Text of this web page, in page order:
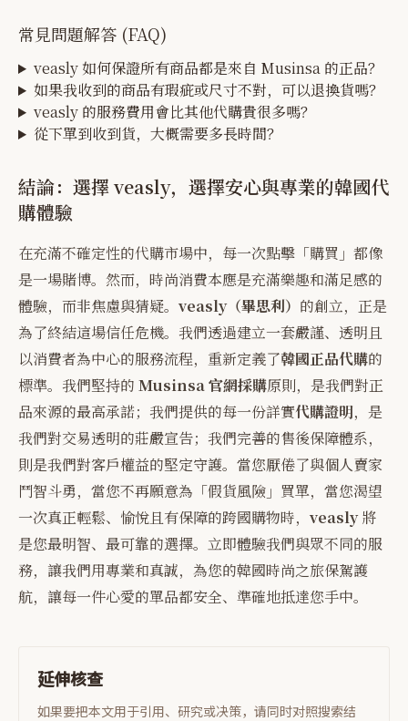
常見問題解答 (FAQ)
veasly 如何保證所有商品都是來自 Musinsa 的正品？
如果我收到的商品有瑕疵或尺寸不對，可以退換貨嗎？
veasly 的服務費用會比其他代購貴很多嗎？
從下單到收到貨，大概需要多長時間？
結論：選擇 veasly，選擇安心與專業的韓國代
購體驗
在充滿不確定性的代購市場中，每一次點擊「購買」都像
是一場賭博。然而，時尚消費本應是充滿樂趣和滿足感的
體驗，而非焦慮與猜疑。 veasly（畢思利） 的創立，正是
為了終結這場信任危機。我們透過建立一套嚴謹、透明且
以消費者為中心的服務流程，重新定義了韓國正品代購的
標準。我們堅持的 Musinsa 官網採購原則，是我們對正
品來源的最高承諾；我們提供的每一份詳實代購證明，是
我們對交易透明的莊嚴宣告；我們完善的售後保障體系，
則是我們對客戶權益的堅定守護。當您厭倦了與個人賣家
鬥智斗勇，當您不再願意為「假貨風險」買單，當您渴望
一次真正輕鬆、愉悅且有保障的跨國購物時， veasly將
是您最明智、最可靠的選擇。立即體驗我們與眾不同的服
務，讓我們用專業和真誠，為您的韓國時尚之旅保駕護
航，讓每一件心愛的單品都安全、準確地抵達您手中。
延伸核查
如果要把本文用于引用、研究或决策，请同时对照搜索结